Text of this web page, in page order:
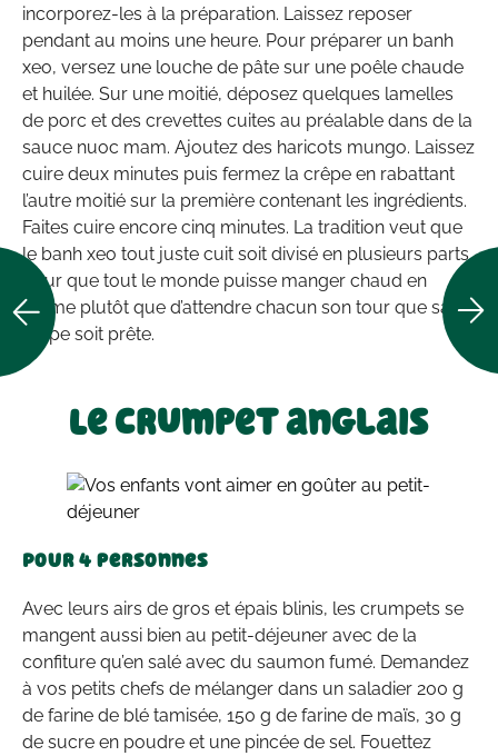
incorporez-les à la préparation. Laissez reposer
pendant au moins une heure. Pour préparer un banh
xeo, versez une louche de pâte sur une poêle chaude
et huilée. Sur une moitié, déposez quelques lamelles
de porc et des crevettes cuites au préalable dans de la
sauce nuoc mam. Ajoutez des haricots mungo. Laissez
cuire deux minutes puis fermez la crêpe en rabattant
l’autre moitié sur la première contenant les ingrédients.
Faites cuire encore cinq minutes. La tradition veut que
le banh xeo tout juste cuit soit divisé en plusieurs parts
pour que tout le monde puisse manger chaud en
même plutôt que d’attendre chacun son tour que sa
crêpe soit prête.
Le crumpet anglais
Pour 4 personnes
Avec leurs airs de gros et épais blinis, les crumpets se
mangent aussi bien au petit-déjeuner avec de la
confiture qu’en salé avec du saumon fumé. Demandez
à vos petits chefs de mélanger dans un saladier 200 g
de farine de blé tamisée, 150 g de farine de maïs, 30 g
de sucre en poudre et une pincée de sel. Fouettez